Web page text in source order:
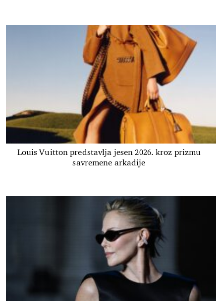
Louis Vuitton predstavlja jesen 2026. kroz prizmu
savremene arkadije